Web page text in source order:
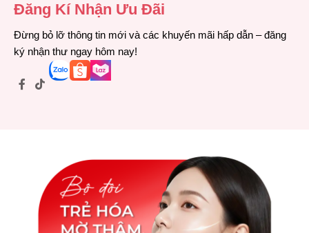
Đăng Kí Nhận Ưu Đãi
Đừng bỏ lỡ thông tin mới và các khuyến mãi hấp dẫn – đăng
ký nhận thư ngay hôm nay!